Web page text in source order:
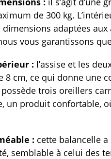
de 300 kg.
dimensions adaptées
vous garantissons
: l’assise et les
8 cm, ce qui donne une
trois oreillers
un produit confortable,
: cette balancelle
semblable à celui des